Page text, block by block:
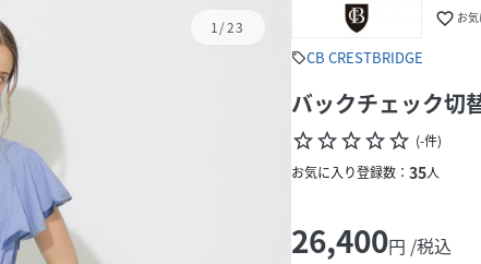
1/23 favorite_border お
sellCB CRESTBRIDGE
バックチェック切
star_borderstar_borderstar_borderstar_borderstar_border (-件)
お気に入り登録数： 35人
26,400円 /税込